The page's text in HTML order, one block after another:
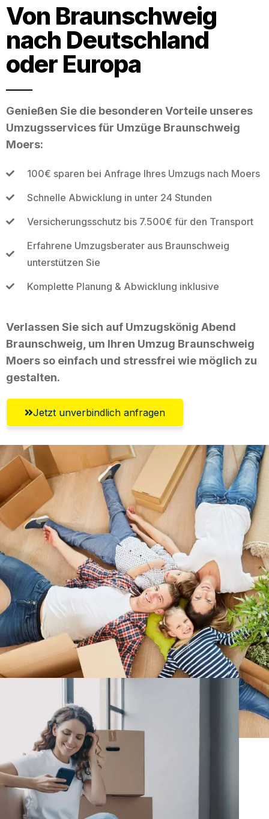
Von Braunschweig
nach Deutschland
oder Europa
Genießen Sie die besonderen Vorteile unseres
Umzugsservices für Umzüge Braunschweig
Moers:
100€ sparen bei Anfrage Ihres Umzugs nach Moers
Schnelle Abwicklung in unter 24 Stunden
Versicherungsschutz bis 7.500€ für den Transport
Erfahrene Umzugsberater aus Braunschweig
unterstützen Sie
Komplette Planung & Abwicklung inklusive
Verlassen Sie sich auf Umzugskönig Abend
Braunschweig, um Ihren Umzug Braunschweig
Moers so einfach und stressfrei wie möglich zu
gestalten.
Jetzt unverbindlich anfragen